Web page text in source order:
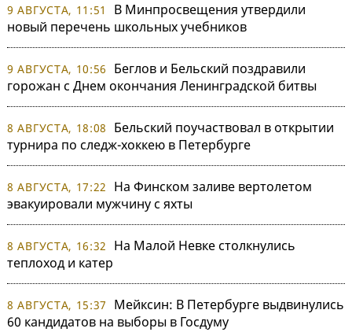
9 АВГУСТА, 11:51
В Минпросвещения утвердили
новый перечень школьных учебников
9 АВГУСТА, 10:56
Беглов и Бельский поздравили
горожан с Днем окончания Ленинградской битвы
8 АВГУСТА, 18:08
Бельский поучаствовал в открытии
турнира по следж-хоккею в Петербурге
8 АВГУСТА, 17:22
На Финском заливе вертолетом
эвакуировали мужчину с яхты
8 АВГУСТА, 16:32
На Малой Невке столкнулись
теплоход и катер
8 АВГУСТА, 15:37
Мейксин: В Петербурге выдвинулись
60 кандидатов на выборы в Госдуму